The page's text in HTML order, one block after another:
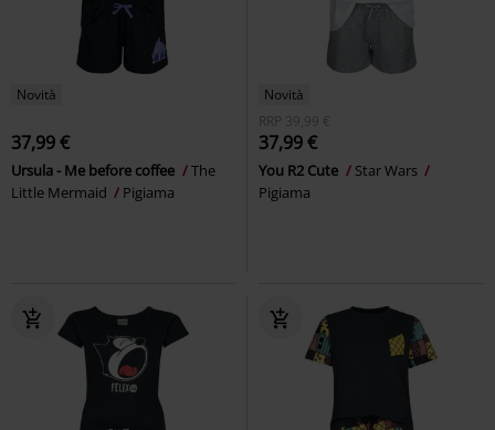
Novità
37,99 €
Ursula - Me before coffee
The
Little Mermaid
Pigiama
Novità
RRP
39,99 €
37,99 €
You R2 Cute
Star Wars
Pigiama